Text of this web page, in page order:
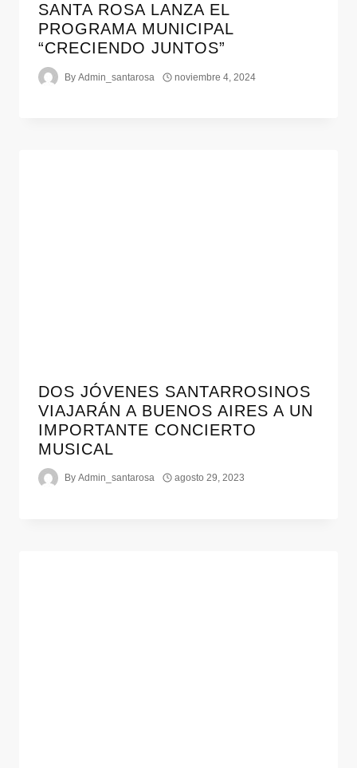
SANTA ROSA LANZA EL
PROGRAMA MUNICIPAL
“CRECIENDO JUNTOS”
By Admin_santarosa noviembre 4, 2024
DOS JÓVENES SANTARROSINOS
VIAJARÁN A BUENOS AIRES A UN
IMPORTANTE CONCIERTO
MUSICAL
By Admin_santarosa agosto 29, 2023